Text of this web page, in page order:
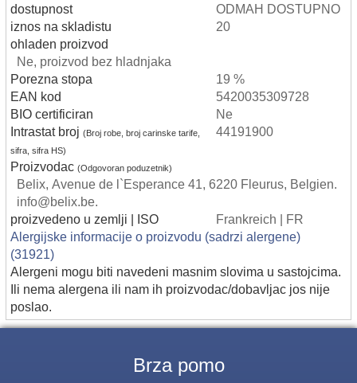
dostupnost
ODMAH DOSTUPNO
iznos na skladistu
20
ohladen proizvod
Ne, proizvod bez hladnjaka
Porezna stopa
19 %
EAN kod
5420035309728
BIO certificiran
Ne
Intrastat broj (Broj robe, broj carinske tarife,
sifra, sifra HS)
44191900
Proizvodac (Odgovoran poduzetnik)
Belix, Avenue de l`Esperance 41, 6220 Fleurus, Belgien.
info@belix.be.
proizvedeno u zemlji | ISO
Frankreich | FR
Alergijske informacije o proizvodu (sadrzi alergene)
(31921)
Alergeni mogu biti navedeni masnim slovima u sastojcima.
Ili nema alergena ili nam ih proizvodac/dobavljac jos nije
poslao.
Brza pomo